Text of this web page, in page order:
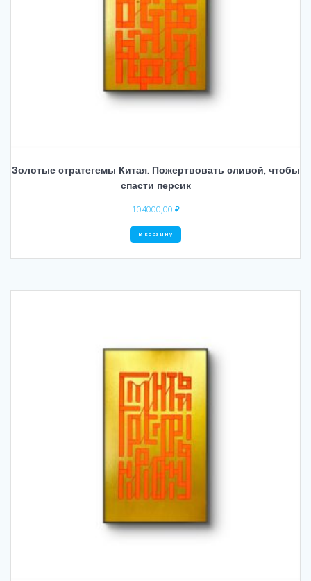
Золотые стратегемы Китая. Пожертвовать сливой, чтобы
спасти персик
104000,00 ₽
В корзину